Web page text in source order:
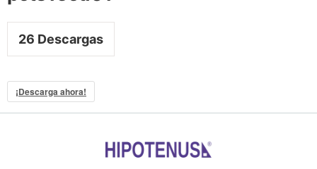
26 Descargas
¡Descarga ahora!